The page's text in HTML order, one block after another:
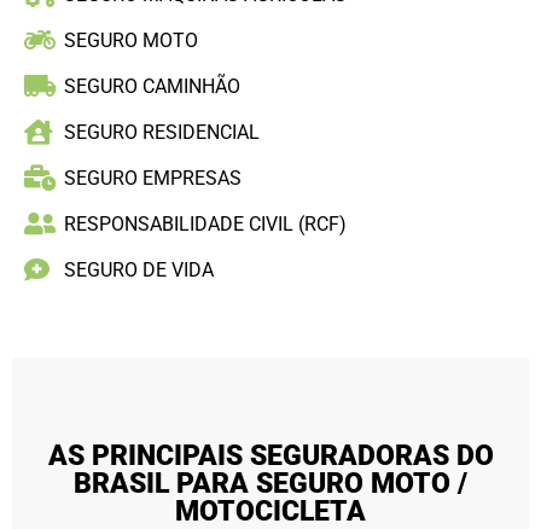
SEGURO MOTO
SEGURO CAMINHÃO
SEGURO RESIDENCIAL
SEGURO EMPRESAS
RESPONSABILIDADE CIVIL (RCF)
SEGURO DE VIDA
AS PRINCIPAIS SEGURADORAS DO
BRASIL PARA SEGURO MOTO /
MOTOCICLETA